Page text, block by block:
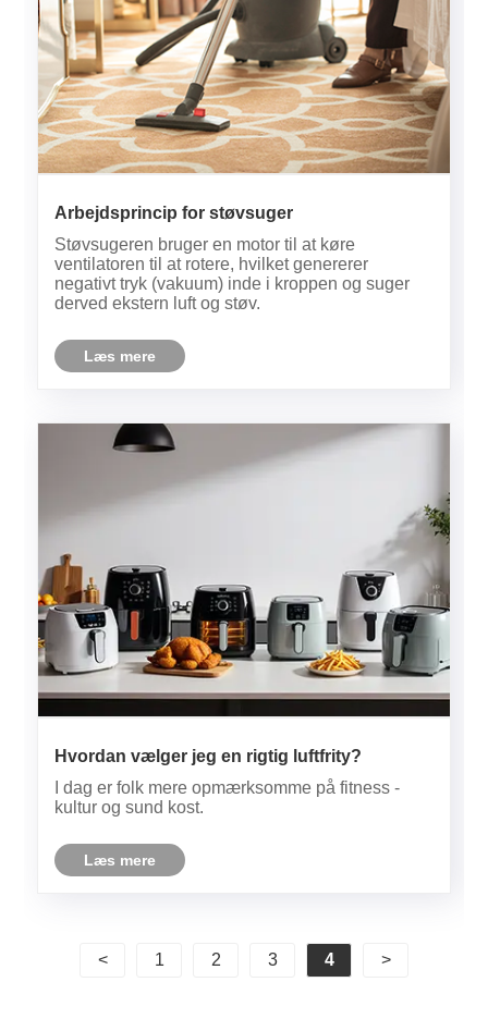
Arbejdsprincip for støvsuger
Støvsugeren bruger en motor til at køre
ventilatoren til at rotere, hvilket genererer
negativt tryk (vakuum) inde i kroppen og suger
derved ekstern luft og støv.
Læs mere
Hvordan vælger jeg en rigtig luftfrity?
I dag er folk mere opmærksomme på fitness -
kultur og sund kost.
Læs mere
< 1 2 3 4 >